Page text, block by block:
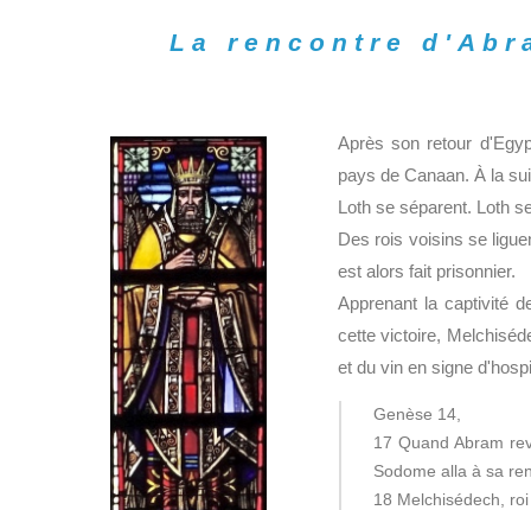
La rencontre
Après son retour
pays de Canaan. À la
Loth se séparent. Loth
Des rois voisins se
est alors fait prisonnier.
Apprenant la captivité
cette victoire,
et du vin en signe
Genèse 14,
17 Quand Abram
Sodome alla à sa
18 Melchisédech,